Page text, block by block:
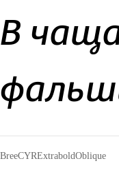
В
BreeCYRExtraboldOblique